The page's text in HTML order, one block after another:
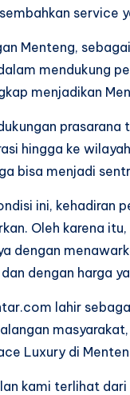
service
Menteng,
mendukung
menjadikan
hingga ke
bisa menjadi
ini, kehadiran
Oleh karena
dengan
dengan harga
lahir
Luxury di
kami terlihat